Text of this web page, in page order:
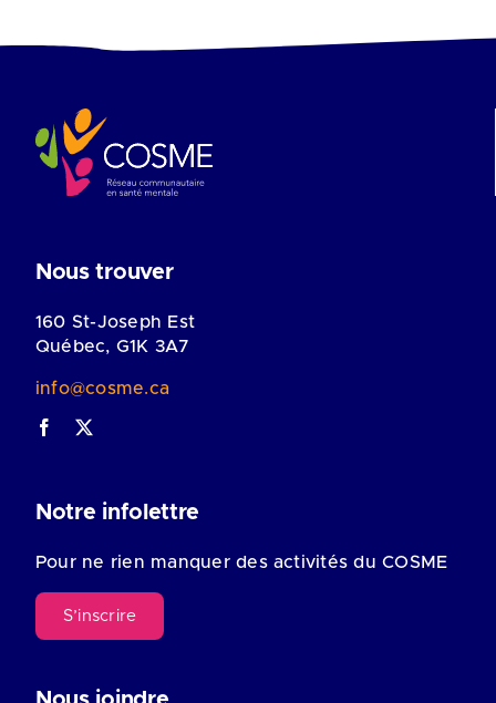
Nous trouver
160 St-Joseph Est
Québec, G1K 3A7
info@cosme.ca
Notre infolettre
Pour ne rien manquer des activités du COSME
S’inscrire